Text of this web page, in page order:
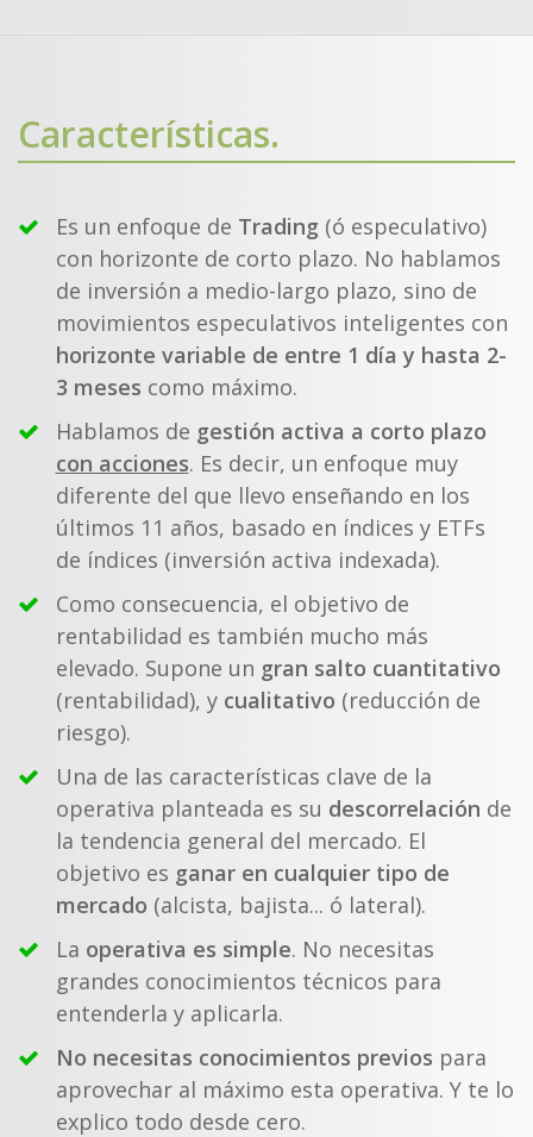
Características.
Es un enfoque de Trading (ó especulativo)
con horizonte de corto plazo. No hablamos
de inversión a medio-largo plazo, sino de
movimientos especulativos inteligentes con
horizonte variable de entre 1 día y hasta 2-
3 meses como máximo.
Hablamos de gestión activa a corto plazo
con acciones. Es decir, un enfoque muy
diferente del que llevo enseñando en los
últimos 11 años, basado en índices y ETFs
de índices (inversión activa indexada).
Como consecuencia, el objetivo de
rentabilidad es también mucho más
elevado. Supone un gran salto cuantitativo
(rentabilidad), y cualitativo (reducción de
riesgo).
Una de las características clave de la
operativa planteada es su descorrelación de
la tendencia general del mercado. El
objetivo es ganar en cualquier tipo de
mercado (alcista, bajista... ó lateral).
La operativa es simple. No necesitas
grandes conocimientos técnicos para
entenderla y aplicarla.
No necesitas conocimientos previos para
aprovechar al máximo esta operativa. Y te lo
explico todo desde cero.